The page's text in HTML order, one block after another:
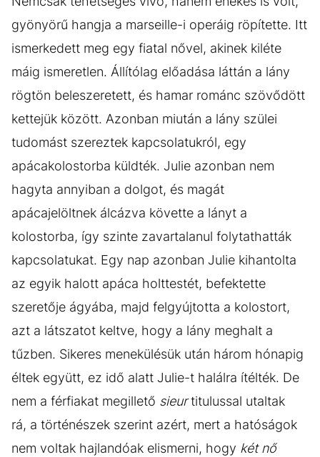
gyönyörű hangja a marseille-i operáig röpítette. Itt
ismerkedett meg egy fiatal nővel, akinek kiléte
máig ismeretlen. Állítólag előadása láttán a lány
rögtön beleszeretett, és hamar románc szövődött
kettejük között. Azonban miután a lány szülei
tudomást szereztek kapcsolatukról, egy
apácakolostorba küldték. Julie azonban nem
hagyta annyiban a dolgot, és magát
apácajelöltnek álcázva követte a lányt a
kolostorba, így szinte zavartalanul folytathatták
kapcsolatukat. Egy nap azonban Julie kihantolta
az egyik halott apáca holttestét, befektette
szeretője ágyába, majd felgyújtotta a kolostort,
azt a látszatot keltve, hogy a lány meghalt a
tűzben. Sikeres menekülésük után három hónapig
éltek együtt, ez idő alatt Julie-t halálra ítélték. De
nem a férfiakat megillető sieurtitulussal utaltak
rá, a történészek szerint azért, mert a hatóságok
nem voltak hajlandóak elismerni, hogy két nő